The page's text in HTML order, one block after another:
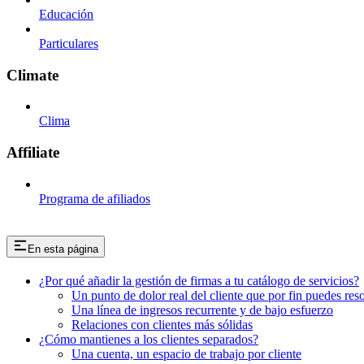
Educación
Particulares
Climate
Clima
Affiliate
Programa de afiliados
En esta página
¿Por qué añadir la gestión de firmas a tu catálogo de servicios?
Un punto de dolor real del cliente que por fin puedes
Una línea de ingresos recurrente y de bajo esfuerzo
Relaciones con clientes más sólidas
¿Cómo mantienes a los clientes separados?
Una cuenta, un espacio de trabajo por cliente